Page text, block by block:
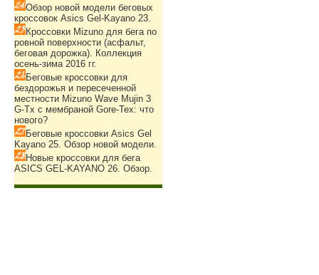
Обзор новой модели беговых
кроссовок Asics Gel-Kayano 23.
Кроссовки Mizuno для бега по
ровной поверхности (асфальт,
беговая дорожка). Коллекция
осень-зима 2016 гг.
Беговые кроссовки для
бездорожья и пересеченной
местности Mizuno Wave Mujin 3
G-Tx с мембраной Gore-Tex: что
нового?
Беговые кроссовки Asics Gel
Kayano 25. Обзор новой модели.
Новые кроссовки для бега
ASICS GEL-KAYANO 26. Обзор.